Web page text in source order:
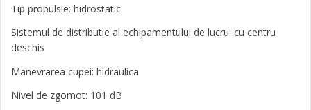
Tip propulsie: hidrostatic
Sistemul de distributie al echipamentului de lucru: cu centru
deschis
Manevrarea cupei: hidraulica
Nivel de zgomot: 101 dB